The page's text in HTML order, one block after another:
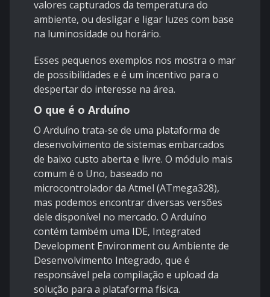
valores capturados da temperatura do
ambiente, ou desligar e ligar luzes com base
na luminosidade ou horário.
Esses pequenos exemplos nos mostra o mar
de possibilidades e é um incentivo para o
despertar do interesse na área.
O que é o Arduíno
O Arduíno trata-se de uma plataforma de
desenvolvimento de sistemas embarcados
de baixo custo aberta e livre. O módulo mais
comum é o Uno, baseado no
microcontrolador da Atmel (ATmega328),
mas podemos encontrar diversas versões
dele disponível no mercado. O Arduíno
contém também uma IDE, Integrated
Development Environment ou Ambiente de
Desenvolvimento Integrado, que é
responsável pela compilação e upload da
solução para a plataforma física.